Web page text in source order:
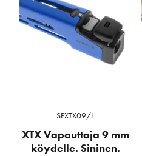
SPXTX09/L
XTX Vapauttaja 9 mm
köydelle. Sininen.